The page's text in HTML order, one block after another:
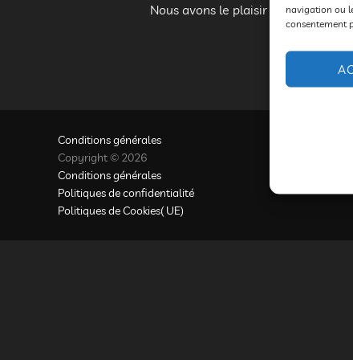
navigation ou
consentement
Nous avons le plaisir de vous
Conditions générales
Copyright © 2026
Conditions générales
Politiques de confidentialité
Politiques de Cookies( UE)